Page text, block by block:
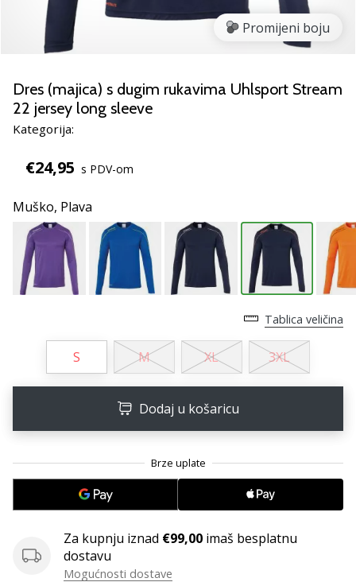
Pronađite
savršen
poklon
odbojku!
Pogledajte
naš
vodič
odaberite
odjeću
opremu
najboljih
marki
na
11. 8. 2022
ambasadorom
našeg
brenda
odbojku
Obožavaš
odbojku
Promijeni boju
Dres (majica) s dugim rukavima Uhlsport Stream
22 jersey long sleeve
Kategorija:
€24,95 s PDV-om
Muško, Plava
Tablica veličina
S M XL 3XL
Dodaj u košaricu
Za kupnju iznad €99,00 imaš besplatnu
dostavu
Mogućnosti dostave